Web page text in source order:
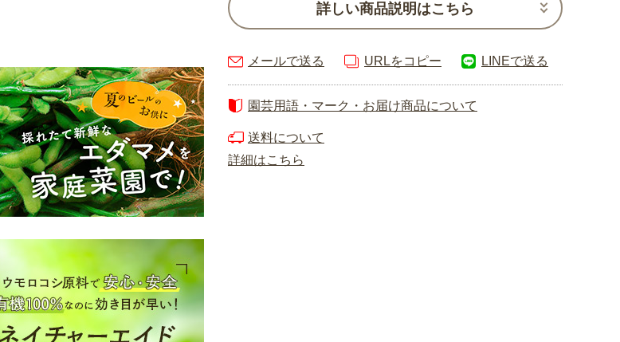
詳細はこちら
詳しい商品説明はこちら
メールで送る URLをコピー LINEで送る
園芸用語・マーク・お届け商品について
送料について